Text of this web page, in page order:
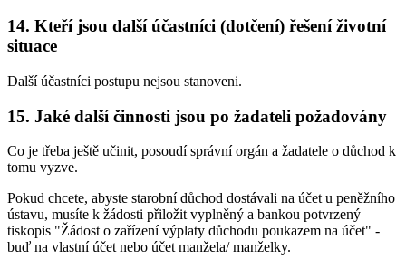
14. Kteří jsou další účastníci (dotčení) řešení životní
situace
Další účastníci postupu nejsou stanoveni.
15. Jaké další činnosti jsou po žadateli požadovány
Co je třeba ještě učinit, posoudí správní orgán a žadatele o důchod k
tomu vyzve.
Pokud chcete, abyste starobní důchod dostávali na účet u peněžního
ústavu, musíte k žádosti přiložit vyplněný a bankou potvrzený
tiskopis "Žádost o zařízení výplaty důchodu poukazem na účet" -
buď na vlastní účet nebo účet manžela/ manželky.